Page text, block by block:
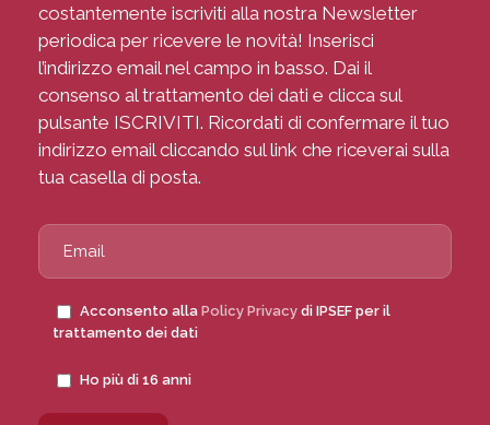
costantemente iscriviti alla nostra Newsletter
periodica per ricevere le novità! Inserisci
l’indirizzo email nel campo in basso. Dai il
consenso al trattamento dei dati e clicca sul
pulsante ISCRIVITI. Ricordati di confermare il tuo
indirizzo email cliccando sul link che riceverai sulla
tua casella di posta.
Acconsento alla Policy Privacy di IPSEF per il
trattamento dei dati
Ho più di 16 anni